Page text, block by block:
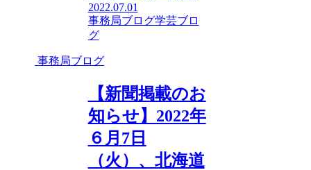
2022.07.01
事務局ブログ学芸ブロ
グ
事務局ブログ
【新聞掲載のお
知らせ】2022年
６月7日
（火）、北海道